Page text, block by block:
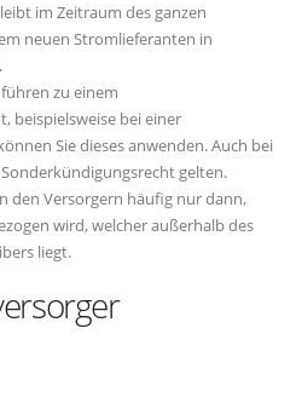
im Zeitraum des ganzen
neuen Stromlieferanten in
zu einem
beispielsweise bei einer
Sie dieses anwenden. Auch bei
gelten.
den Versorgern häufig nur dann,
wird, welcher außerhalb des
liegt.